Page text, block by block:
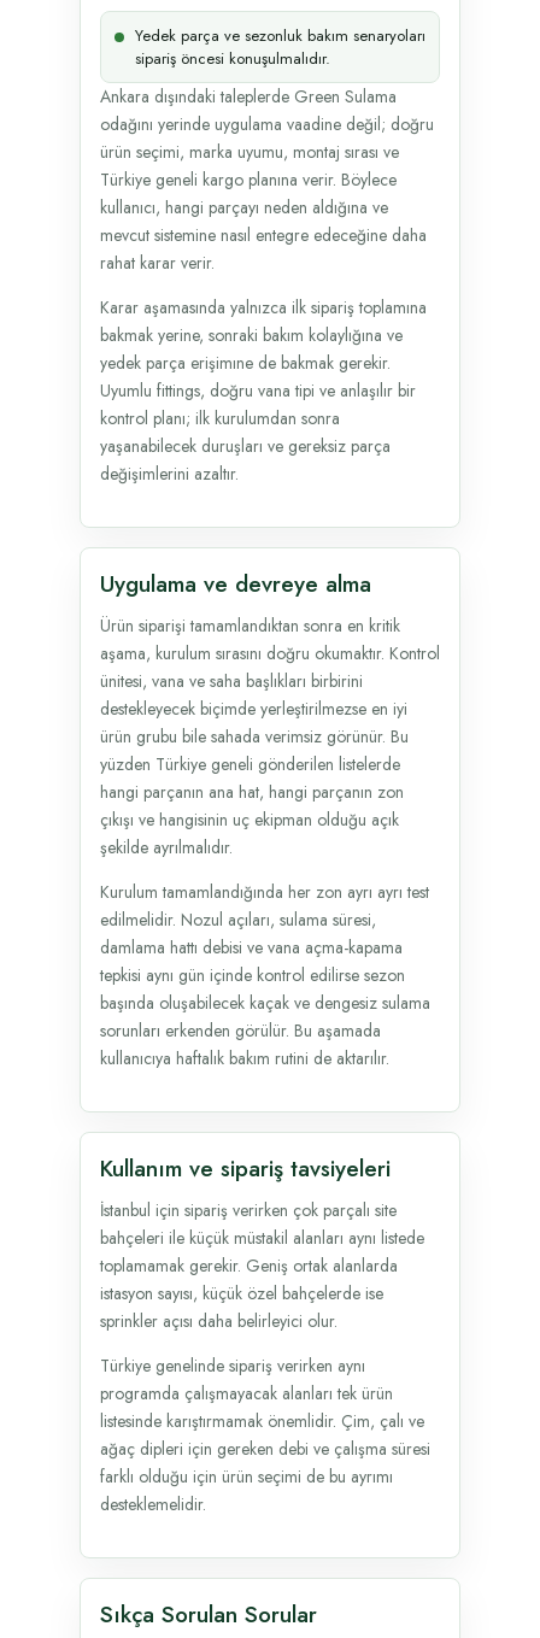
Yedek parça ve sezonluk bakım senaryoları
sipariş öncesi konuşulmalıdır.
Ankara dışındaki taleplerde Green Sulama
odağını yerinde uygulama vaadine değil; doğru
ürün seçimi, marka uyumu, montaj sırası ve
Türkiye geneli kargo planına verir. Böylece
kullanıcı, hangi parçayı neden aldığına ve
mevcut sistemine nasıl entegre edeceğine daha
rahat karar verir.
Karar aşamasında yalnızca ilk sipariş toplamına
bakmak yerine, sonraki bakım kolaylığına ve
yedek parça erişimıne de bakmak gerekir.
Uyumlu fittings, doğru vana tipi ve anlaşılır bir
kontrol planı; ilk kurulumdan sonra
yaşanabilecek duruşları ve gereksiz parça
değişimlerini azaltır.
Uygulama ve devreye alma
Ürün siparişi tamamlandıktan sonra en kritik
aşama, kurulum sırasını doğru okumaktır. Kontrol
ünitesi, vana ve saha başlıkları birbirini
destekleyecek biçimde yerleştirilmezse en iyi
ürün grubu bile sahada verimsiz görünür. Bu
yüzden Türkiye geneli gönderilen listelerde
hangi parçanın ana hat, hangi parçanın zon
çıkışı ve hangisinin uç ekipman olduğu açık
şekilde ayrılmalıdır.
Kurulum tamamlandığında her zon ayrı ayrı test
edilmelidir. Nozul açıları, sulama süresi,
damlama hattı debisi ve vana açma-kapama
tepkisi aynı gün içinde kontrol edilirse sezon
başında oluşabilecek kaçak ve dengesiz sulama
sorunları erkenden görülür. Bu aşamada
kullanıcıya haftalık bakım rutini de aktarılır.
Kullanım ve sipariş tavsiyeleri
İstanbul için sipariş verirken çok parçalı site
bahçeleri ile küçük müstakil alanları aynı listede
toplamamak gerekir. Geniş ortak alanlarda
istasyon sayısı, küçük özel bahçelerde ise
sprinkler açısı daha belirleyici olur.
Türkiye genelinde sipariş verirken aynı
programda çalışmayacak alanları tek ürün
listesinde karıştırmamak önemlidir. Çim, çalı ve
ağaç dipleri için gereken debi ve çalışma süresi
farklı olduğu için ürün seçimi de bu ayrımı
desteklemelidir.
Sıkça Sorulan Sorular